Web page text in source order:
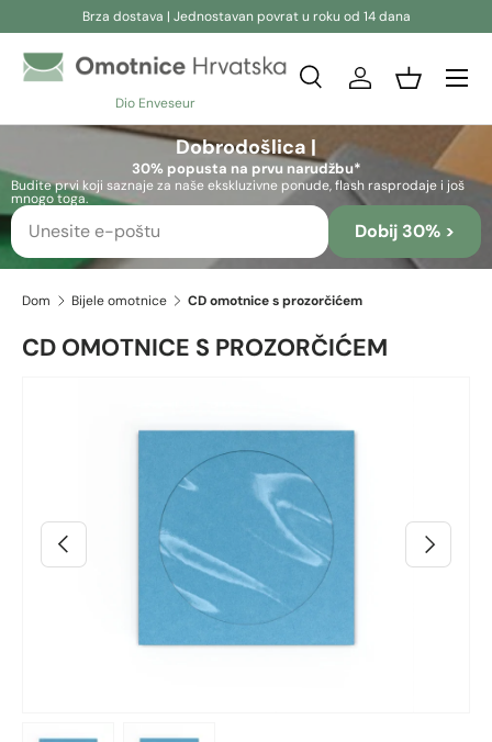
Brza dostava | Jednostavan povrat u roku od 14 dana
Dio Enveseur
Pretraživanje
Pretraživanje
Pretraživanje
PrijavaKošara
Dobrodošlica |
30% popusta na prvu narudžbu*
Budite prvi koji saznaje za naše ekskluzivne ponude, flash rasprodaje i još
mnogo toga.
Dobij 30% >
Dom Bijele omotnice CD omotnice s prozorčićem
CD OMOTNICE S PROZORČIĆEM
Prethodno Sljedeći